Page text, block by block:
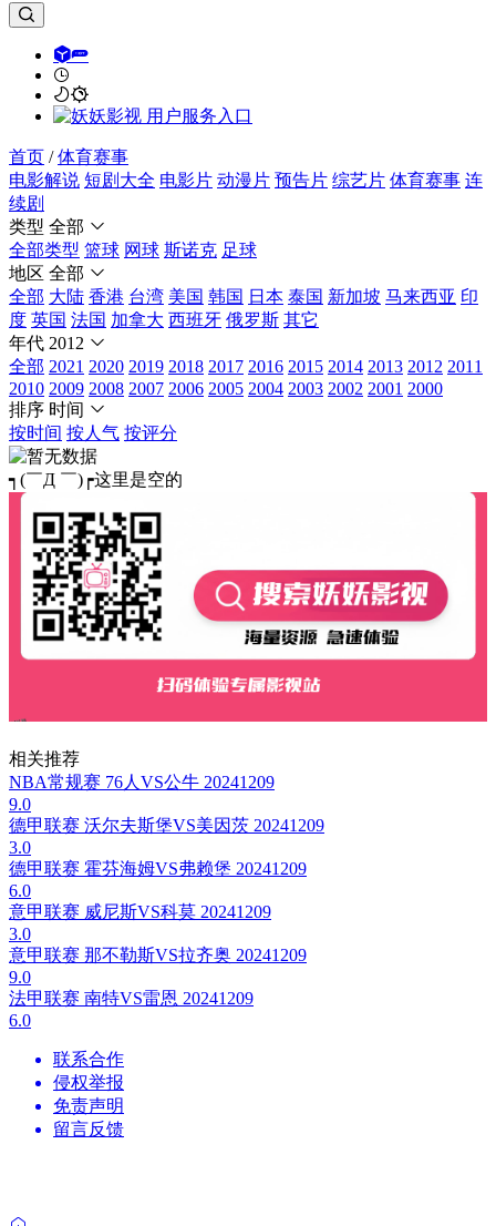
首页 /体育赛事
电影解说 短剧大全 电影片 动漫片 预告片 综艺片 体育赛事 连
续剧
类型 全部
全部类型 篮球 网球 斯诺克 足球
地区 全部
全部 大陆 香港 台湾 美国 韩国 日本 泰国 新加坡 马来西亚 印
度 英国 法国 加拿大 西班牙 俄罗斯 其它
年代 2012
全部 2021 2020 2019 2018 2017 2016 2015 2014 2013 2012 2011
2010 2009 2008 2007 2006 2005 2004 2003 2002 2001 2000
排序 时间
按时间 按人气 按评分
┑(￣Д ￣)┍这里是空的
相关推荐
NBA常规赛 76人VS公牛 20241209
9.0
德甲联赛 沃尔夫斯堡VS美因茨 20241209
3.0
德甲联赛 霍芬海姆VS弗赖堡 20241209
6.0
意甲联赛 威尼斯VS科莫 20241209
3.0
意甲联赛 那不勒斯VS拉齐奥 20241209
9.0
法甲联赛 南特VS雷恩 20241209
6.0
联系合作
侵权举报
免责声明
留言反馈